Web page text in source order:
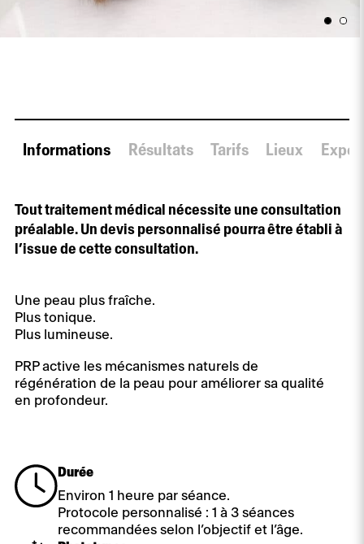
Informations Résultats Tarifs Lieux
Tout traitement médical nécessite une consultation
préalable. Un devis personnalisé pourra être établi à
l’issue de cette consultation.
Une peau plus fraîche.
Plus tonique.
Plus lumineuse.
PRP active les mécanismes naturels de
régénération de la peau pour améliorer sa qualité
en profondeur.
Durée
Environ 1 heure par séance.
Protocole personnalisé : 1 à 3 séances
recommandées selon l’objectif et l’âge.